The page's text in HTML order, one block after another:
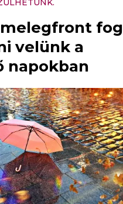
melegfront fog
velünk a
napokban